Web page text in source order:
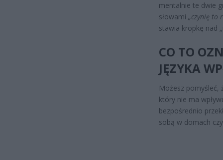
mentalnie te dwie
słowami „czynię to
stawia kropkę nad
CO TO
JĘZYKA
Możesz pomyśleć,
który nie ma
bezpośrednio
sobą w domach